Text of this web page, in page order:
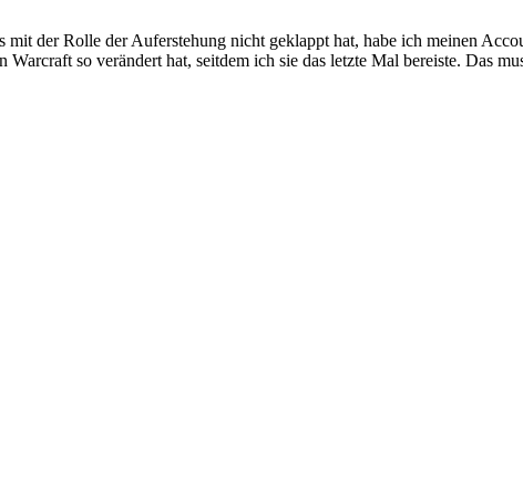
der Rolle der Auferstehung nicht geklappt hat, habe ich meinen
so verändert hat, seitdem ich sie das letzte Mal bereiste. Das